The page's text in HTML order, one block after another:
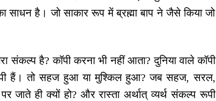
साधन है। जो साकार रूप में ब्रह्मा बाप ने जैसे किया जो
संकल्प है? कॉपी करना भी नहीं आता? दुनिया वाले कॉपी
हैं। तो सहज हुआ या मुश्किल हुआ? जब सहज, सरल,
जाते ही क्यों हो? और रास्ता अर्थात् व्यर्थ संकल्प रूपी